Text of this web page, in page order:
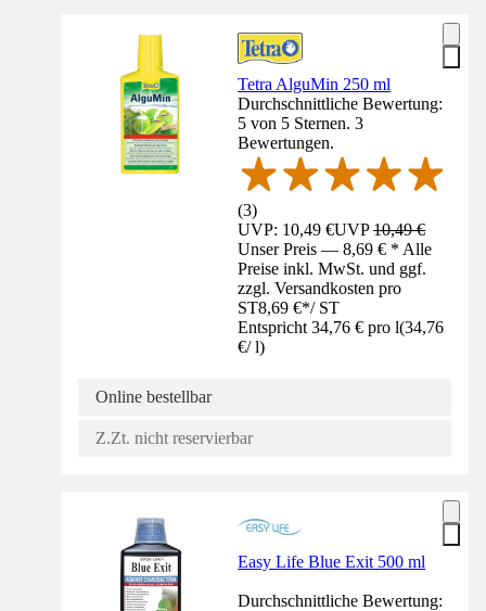
Tetra AlguMin 250 ml
Durchschnittliche Bewertung:
5 von 5 Sternen. 3
Bewertungen.
(3)
UVP: 10,49 €UVP10,49 €
Unser Preis — 8,69 € * Alle
Preise inkl. MwSt. und ggf.
zzgl. Versandkosten pro
ST8,69 €*/ ST
Entspricht 34,76 € pro l(34,76
€/ l)
Online bestellbar
Z.Zt. nicht reservierbar
Easy Life Blue Exit 500 ml
Durchschnittliche Bewertung: